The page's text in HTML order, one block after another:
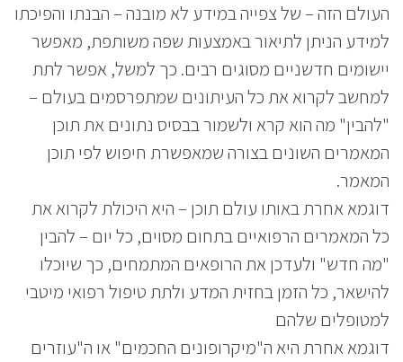
העולם הזה – של צפייה במידע לא מובנה – הבנתו והפיכתו
למידע הניתן לתיאור באמצעות שפה משותפת, מאפשר
יישומים חדשניים מסוגים רבים. כך למשל, אפשר לתת
למחשב לקרוא את כל העיתונים שמתפרסמים בעולם –
"להבין" מה הוא קרא ולשמור בבסיס נתונים את תוכן
המאמרים השונים בצורה שמאפשרת חיפוש לפי תוכן
המאמר.
דוגמא אחרת באותו עולם תוכן – היא היכולת לקרוא את
כל המאמרים הרפואיים בתחום מסוים, כל יום – להבין
"מה חדש" ולעדכן את הרופאים המתמחים, כך שיוכלו
להישאר, כל הזמן בחזית המדע ולתת טיפול רפואי מיטבי
למטופלים שלהם
דוגמא אחרת היא ה"מיקרופונים החכמים" או ה"עוזרים